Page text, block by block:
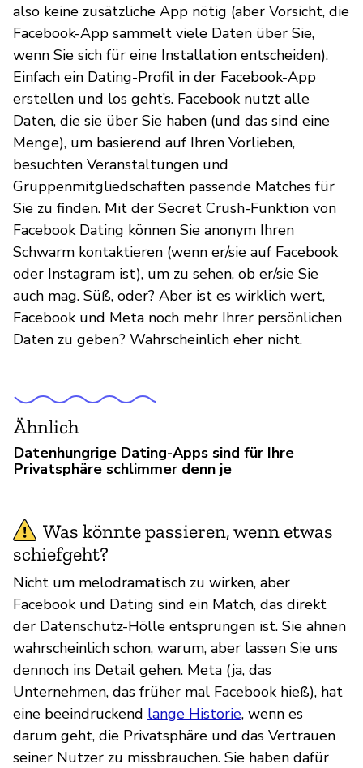
also keine zusätzliche App nötig (aber Vorsicht, die
Facebook-App sammelt viele Daten über Sie,
wenn Sie sich für eine Installation entscheiden).
Einfach ein Dating-Profil in der Facebook-App
erstellen und los geht’s. Facebook nutzt alle
Daten, die sie über Sie haben (und das sind eine
Menge), um basierend auf Ihren Vorlieben,
besuchten Veranstaltungen und
Gruppenmitgliedschaften passende Matches für
Sie zu finden. Mit der Secret Crush-Funktion von
Facebook Dating können Sie anonym Ihren
Schwarm kontaktieren (wenn er/sie auf Facebook
oder Instagram ist), um zu sehen, ob er/sie Sie
auch mag. Süß, oder? Aber ist es wirklich wert,
Facebook und Meta noch mehr Ihrer persönlichen
Daten zu geben? Wahrscheinlich eher nicht.
Ähnlich
Datenhungrige Dating-Apps sind für Ihre
Privatsphäre schlimmer denn je
Was könnte passieren, wenn etwas
schiefgeht?
Nicht um melodramatisch zu wirken, aber
Facebook und Dating sind ein Match, das direkt
der Datenschutz-Hölle entsprungen ist. Sie ahnen
wahrscheinlich schon, warum, aber lassen Sie uns
dennoch ins Detail gehen. Meta (ja, das
Unternehmen, das früher mal Facebook hieß), hat
eine beeindruckend lange Historie, wenn es
darum geht, die Privatsphäre und das Vertrauen
seiner Nutzer zu missbrauchen. Sie haben dafür